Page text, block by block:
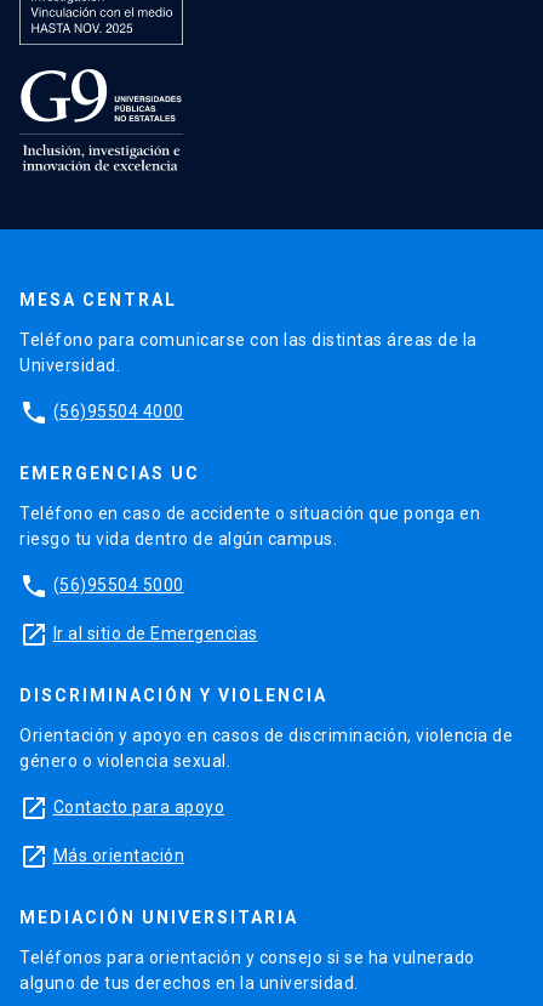
MESA CENTRAL
Teléfono para comunicarse con las distintas áreas de la
Universidad.
phone (56)95504 4000
EMERGENCIAS UC
Teléfono en caso de accidente o situación que ponga en
riesgo tu vida dentro de algún campus.
phone (56)95504 5000
launch Ir al sitio de Emergencias
DISCRIMINACIÓN Y VIOLENCIA
Orientación y apoyo en casos de discriminación, violencia de
género o violencia sexual.
launch Contacto para apoyo
launch Más orientación
MEDIACIÓN UNIVERSITARIA
Teléfonos para orientación y consejo si se ha vulnerado
alguno de tus derechos en la universidad.